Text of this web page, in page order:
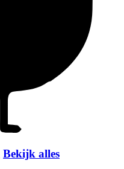
Bekijk alles